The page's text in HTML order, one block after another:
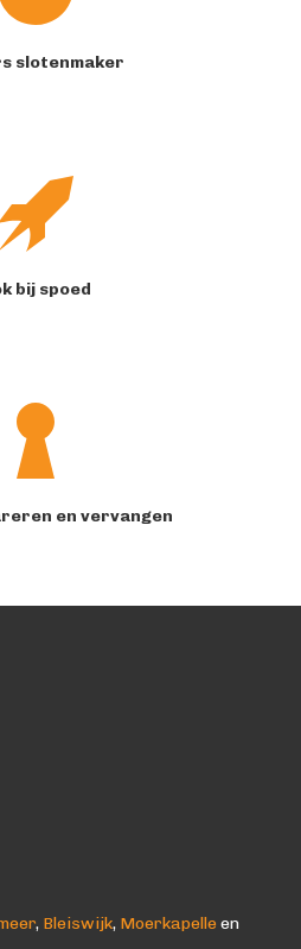
slotenmaker
bij spoed
en vervangen
, Bleiswijk, Moerkapelle en